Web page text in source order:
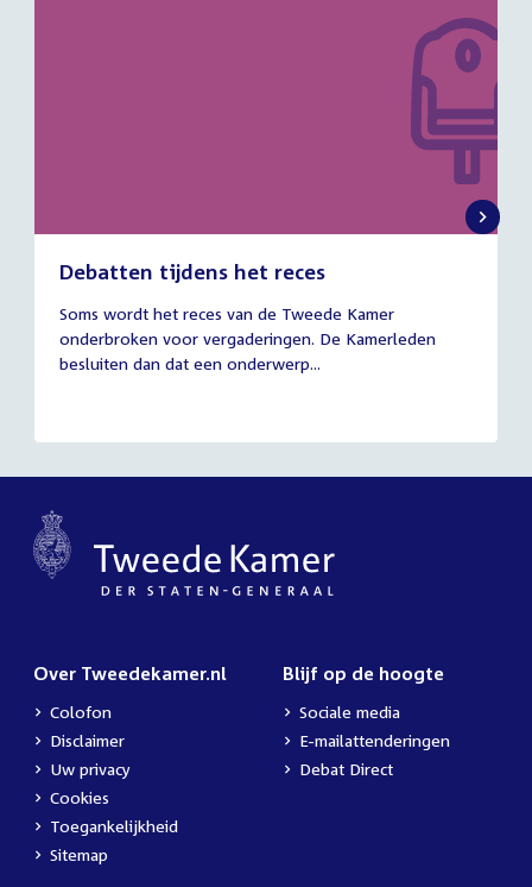
Debatten tijdens het reces
juli
2026
Soms wordt het reces van de Tweede Kamer
onderbroken voor vergaderingen. De Kamerleden
besluiten dan dat een onderwerp...
Over Tweedekamer.nl
Colofon
Disclaimer
Uw privacy
Cookies
Toegankelijkheid
Sitemap
Blijf op de hoogte
Sociale media
E-mailattenderingen
Debat Direct